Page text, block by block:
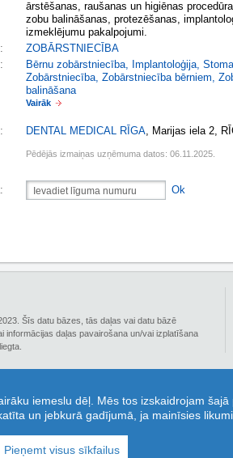
iemeslu dēļ. Mēs tos izskaidrojam
un jebkurā gadījumā, ja mainīsies
Pieņemt visus sīkfailus
ārstēšanas, raušanas un higiēnas
zobu balināšanas, protezēšanas,
izmeklējumu pakalpojumi.
ZOBĀRSTNIECĪBA
Bērnu zobārstniecība, Implantoloģija,
Zobārstniecība, Zobārstniecība bērniem,
balināšana
Vairāk
DENTAL MEDICAL RĪGA, Marijas iela 2,
Pēdējās izmaiņas uzņēmuma datos: 06.11.2025.
Ok
Šīs datu bāzes, tās daļas vai datu bāzē
informācijas daļas pavairošana un/vai izplatīšana
portāls, piedāvā plašu informāciju par vairāk nekā 90
un izmantot kuponus individuāli, bez termiņa
un saņemt padomus un atbildes no portāla
transporta pieturvietu meklēšanai uz